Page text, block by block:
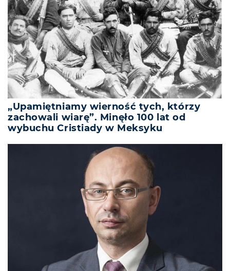
„Upamiętniamy wierność tych, którzy
zachowali wiarę”. Minęło 100 lat od
wybuchu Cristiady w Meksyku